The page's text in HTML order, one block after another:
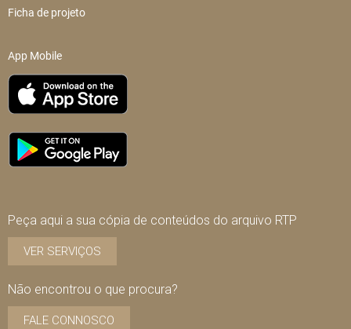
Ficha de projeto
App Mobile
Peça aqui a sua cópia de conteúdos do arquivo RTP
VER SERVIÇOS
Não encontrou o que procura?
FALE CONNOSCO